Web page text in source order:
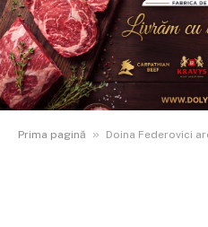
Prima pagină » Doina Federovici are o inițiativă pentru simplificarea